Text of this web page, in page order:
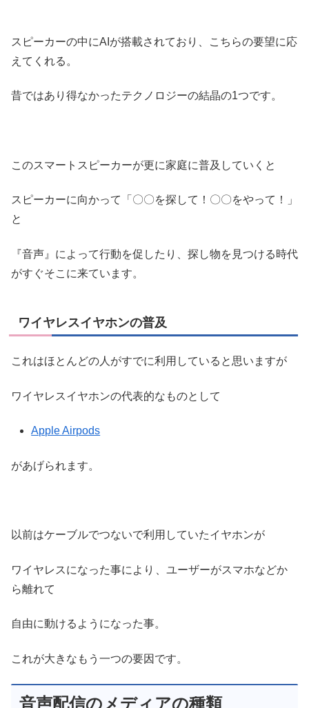
スピーカーの中にAIが搭載されており、こちらの要望に応
えてくれる。
昔ではあり得なかったテクノロジーの結晶の1つです。
このスマートスピーカーが更に家庭に普及していくと
スピーカーに向かって「〇〇を探して！〇〇をやって！」
と
『音声』によって行動を促したり、探し物を見つける時代
がすぐそこに来ています。
ワイヤレスイヤホンの普及
これはほとんどの人がすでに利用していると思いますが
ワイヤレスイヤホンの代表的なものとして
Apple Airpods
があげられます。
以前はケーブルでつないで利用していたイヤホンが
ワイヤレスになった事により
、ユーザーがスマホなどか
ら離れて
自由に動けるようになった事。
これが大きなもう一つの要因です。
音声配信のメディアの種類